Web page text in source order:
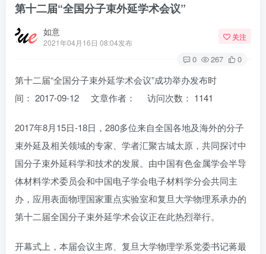
第十二届“全国分子束外延学术会议”
如意
2021年04月16日 08:04发布
关注
0 267 0
第十二届“全国分子束外延学术会议”成功举办发布时
间： 2017-09-12 文章作者： 访问次数： 1141
2017年8月15日-18日，280多位来自全国各地及海外的分子
束外延及相关领域的专家、学者汇聚古城太原，共同探讨中
国分子束外延科学和技术的发展。由中国有色金属学会半导
体材料学术委员会和中国电子学会电子材料学分会共同主
办，应用表面物理国家重点实验室和复旦大学物理系承办的
第十二届全国分子束外延学术会议正在此热烈举行。
开幕式上，本届会议主席、复旦大学物理学系党委书记蒋最